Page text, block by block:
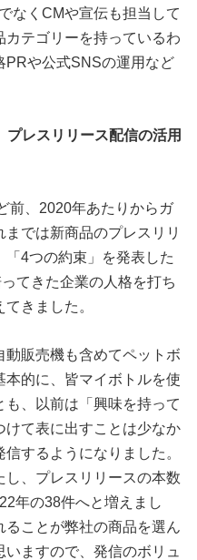
なくCMや宣伝も担当して
テゴリーを持っているわ
PRや公式SNSの運用など
レスリリース配信の活用
前、2020年あたりからガ
では新商品のプレスリリ
4つの約束」を発表した
てきた企業の人格を打ち
きました。
販売機も含めてペットボ
本的に、皆マイボトルを使
、以前は「興味を持って
けて表に出すことは少なか
するようになりました。
、プレスリリースの本数
年の38件へと増えまし
ことが弊社の商品を選ん
ますので、発信のボリュ